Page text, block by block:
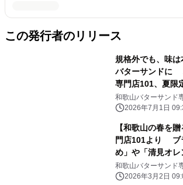
この発行者のリリース
規格外でも、味
バターサンドに
専門店101、夏限
和歌山バターサンド
2026年7月1日
【和歌山の春を
門店101より ブ
め」や「清見オ
の新作3種が3月1
和歌山バターサンド
2026年3月2日